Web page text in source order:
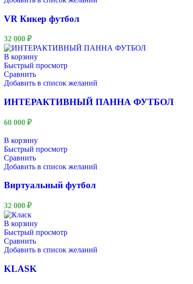
VR Кикер футбол
32 000 ₽
В корзину
Быстрый просмотр
Сравнить
Добавить в список желаний
ИНТЕРАКТИВНЫЙ ПАННА ФУТБОЛ
60 000 ₽
В корзину
Быстрый просмотр
Сравнить
Добавить в список желаний
Виртуальный футбол
32 000 ₽
В корзину
Быстрый просмотр
Сравнить
Добавить в список желаний
KLASK